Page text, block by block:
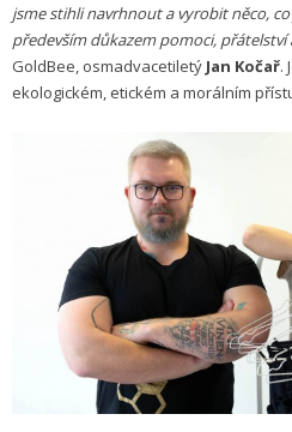
jsme stihli navrhnout a vyrobit něco,
především důkazem pomoci, přátelství
GoldBee, osmadvacetiletý Jan Kočař.
ekologickém, etickém a morálním